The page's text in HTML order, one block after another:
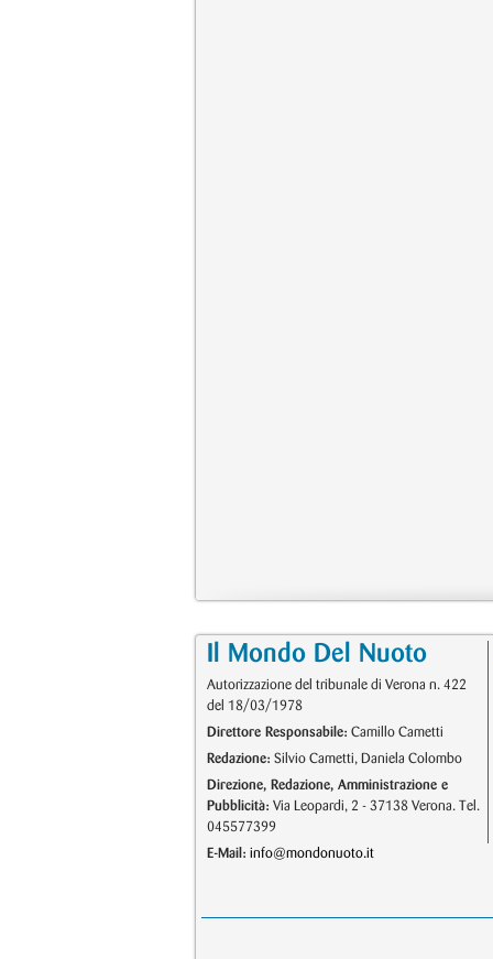
Il Mondo Del Nuoto
Autorizzazione del tribunale di Verona n. 422
del 18/03/1978
Direttore Responsabile: Camillo Cametti
Redazione: Silvio Cametti, Daniela Colombo
Direzione, Redazione, Amministrazione e
Pubblicità: Via Leopardi, 2 - 37138 Verona. Tel.
045577399
E-Mail: info@mondonuoto.it